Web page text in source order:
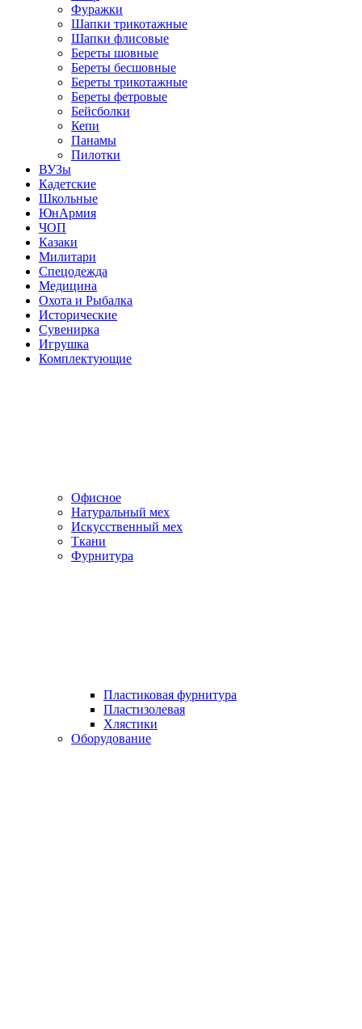
Фуражки
Шапки трикотажные
Шапки флисовые
Береты шовные
Береты бесшовные
Береты трикотажные
Береты фетровые
Бейсболки
Кепи
Панамы
Пилотки
ВУЗы
Кадетские
Школьные
ЮнАрмия
ЧОП
Казаки
Милитари
Спецодежда
Медицина
Охота и Рыбалка
Исторические
Сувенирка
Игрушка
Комплектующие
Офисное
Натуральный мех
Искусственный мех
Ткани
Фурнитура
Пластиковая фурнитура
Пластизолевая
Хлястики
Оборудование